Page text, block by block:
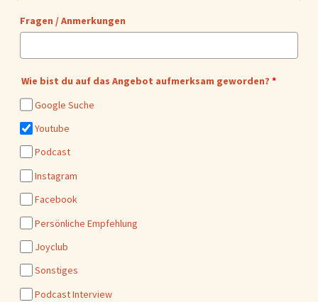
Fragen / Anmerkungen
Wie bist du auf das Angebot aufmerksam geworden? *
Google Suche
Youtube
Podcast
Instagram
Facebook
Persönliche Empfehlung
Joyclub
Sonstiges
Podcast Interview